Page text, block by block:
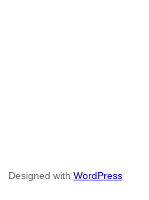
Designed with WordPress